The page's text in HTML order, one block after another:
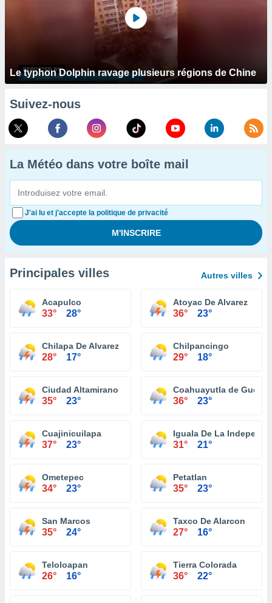
Le typhon Dolphin ravage plusieurs régions de Chine
Suivez-nous
La Météo dans votre boîte mail
J'ai lu et j'accepte la politique de privacité
Principales villes Autres villes
Acapulco
33° 28°
Atoyac De Alvarez
36° 23°
Chilapa De Alvarez
28° 17°
Chilpancingo
29° 18°
Ciudad Altamirano
35° 23°
Coahuayutla de
36° 23°
Cuajinicuilapa
37° 23°
Iguala De La
31° 21°
Ometepec
34° 23°
Petatlan
35° 23°
San Marcos
35° 24°
Taxco De Alarcon
27° 16°
Teloloapan
26° 16°
Tierra Colorada
36° 22°